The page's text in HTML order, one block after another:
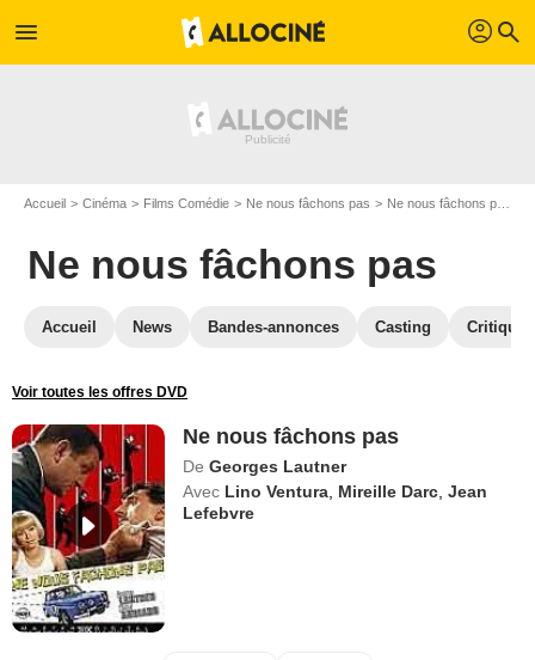
menu profil search
Accueil Cinéma Films Comédie Ne nous fâchons pas Ne nous fâchons pas en Blu Ray
Ne nous fâchons pas
Accueil News Bandes-annonces Casting
Voir toutes les offres DVD
Ne nous fâchons pas
De Georges Lautner
Avec Lino Ventura Mireille Darc ,Jean
Lefebvre